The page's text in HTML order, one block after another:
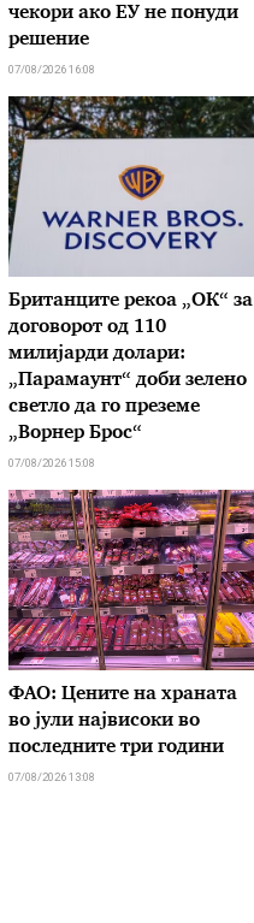
чекори ако ЕУ не понуди
решение
07/08/2026 16:08
Британците рекоа „ОК“ за
договорот од 110
милијарди долари:
„Парамаунт“ доби зелено
светло да го преземе
„Ворнер Брос“
07/08/2026 15:08
ФАО: Цените на храната
во јули највисоки во
последните три години
07/08/2026 13:08